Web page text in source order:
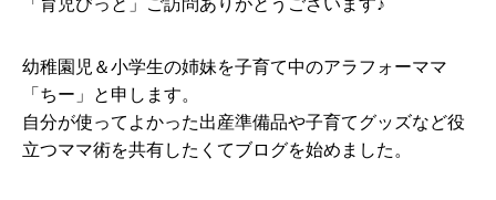
「育児びっと」ご訪問ありがとうございます♪
幼稚園児＆小学生の姉妹を子育て中のアラフォーママ
「ちー」と申します。
自分が使ってよかった出産準備品や子育てグッズなど役
立つママ術を共有したくてブログを始めました。